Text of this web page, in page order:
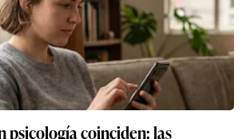
psicología coinciden: las